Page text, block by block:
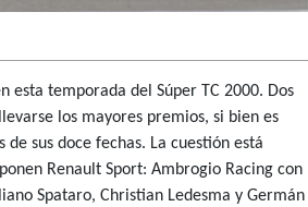
esta temporada del Súper TC 2000. Dos
los mayores premios, si bien es
sus doce fechas. La cuestión está
Renault Sport: Ambrogio Racing con
Spataro, Christian Ledesma y Germán